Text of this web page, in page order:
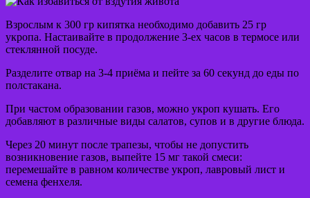
Взрослым к 300 гр кипятка необходимо добавить 25 гр
укропа. Настаивайте в продолжение 3-ех часов в термосе или
стеклянной посуде.
Разделите отвар на 3-4 приёма и пейте за 60 секунд до еды по
полстакана.
При частом образовании газов, можно укроп кушать. Его
добавляют в различные виды салатов, супов и в другие блюда.
Через 20 минут после трапезы, чтобы не допустить
возникновение газов, выпейте 15 мг такой смеси:
перемешайте в равном количестве укроп, лавровый лист и
семена фенхеля.